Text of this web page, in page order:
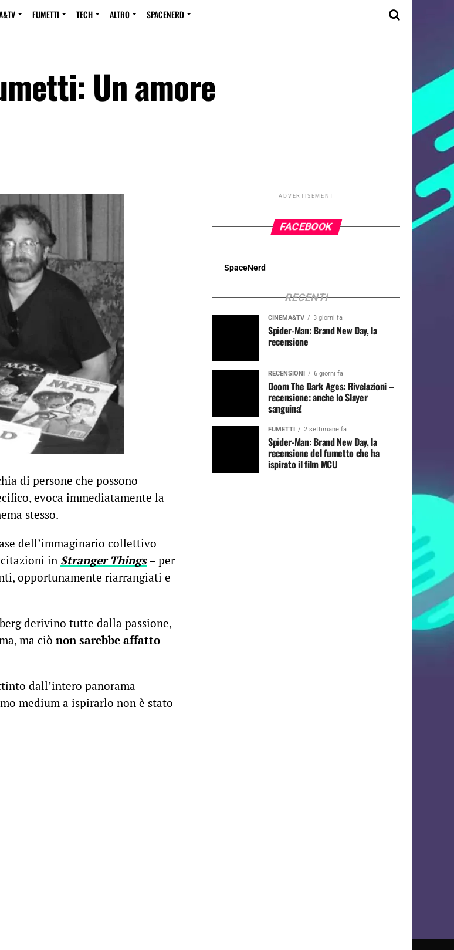
FUMETTI TECH ALTRO SPACENERD
Un amore
di persone che possono
evoca immediatamente la
stesso.
dell’immaginario collettivo
citazioni in Stranger Things– per
opportunamente riarrangiati e
derivino tutte dalla passione,
ma ciò non sarebbe affatto
dall’intero panorama
medium a ispirarlo non è stato
ADVERTISEMENT
FACEBOOK
SpaceNerd
RECENTI
CINEMA&TV 3 giorni fa
Spider-Man: Brand New Day, la
recensione
RECENSIONI 6 giorni fa
Doom The Dark Ages: Rivelazioni –
recensione: anche lo Slayer
sanguina!
FUMETTI 2 settimane fa
Spider-Man: Brand New Day, la
recensione del fumetto che ha
ispirato il film MCU